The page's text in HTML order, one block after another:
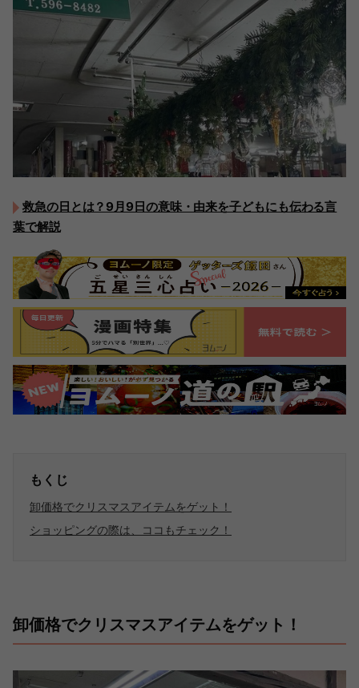
救急の日とは？9月9日の意味・由来を子どもにも伝わる言
葉で解説
もくじ
卸価格でクリスマスアイテムをゲット！
ショッピングの際は、ココもチェック！
卸価格でクリスマスアイテムをゲット！